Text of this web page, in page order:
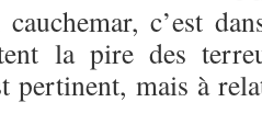
c’est
la pire des
pertinent, mais à